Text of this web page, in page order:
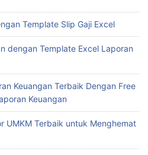
Template Slip Gaji Excel
dengan Template Excel Laporan
Keuangan Terbaik Dengan Free
Keuangan
UMKM Terbaik untuk Menghemat